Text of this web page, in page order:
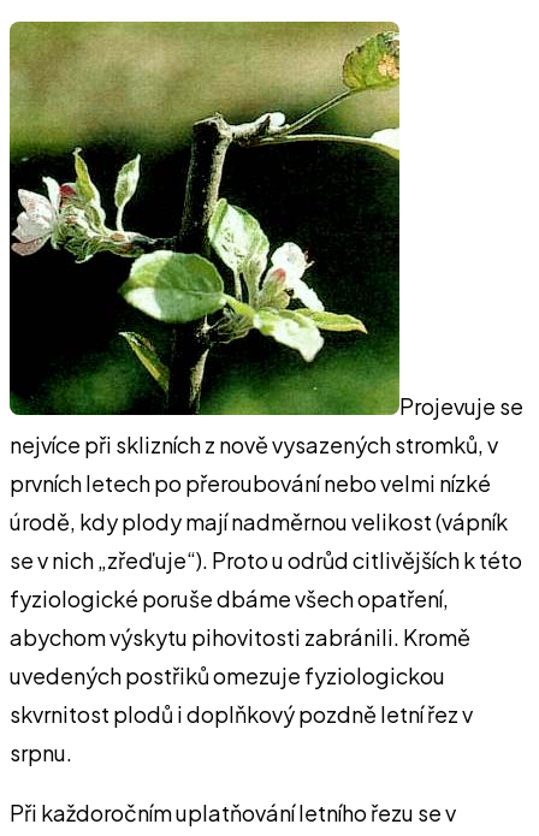
Projevuje se
nejvíce při sklizních z nově vysazených stromků, v
prvních letech po přeroubování nebo velmi nízké
úrodě, kdy plody mají nadměrnou velikost (vápník
se v nich „zřeďuje“). Proto u odrůd citlivějších k této
fyziologické poruše dbáme všech opatření,
abychom výskytu pihovitosti zabránili. Kromě
uvedených postřiků omezuje fyziologickou
skvrnitost plodů i doplňkový pozdně letní řez v
srpnu.
Při každoročním uplatňování letního řezu se v